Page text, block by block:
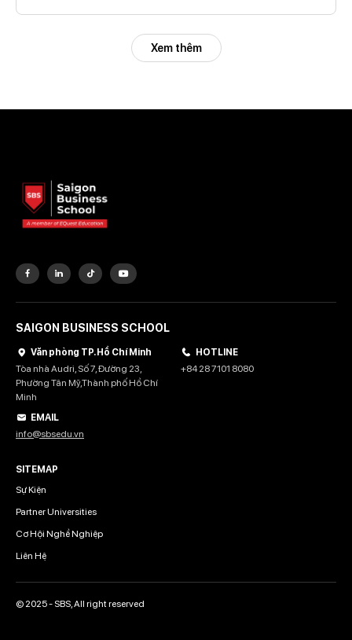
Xem thêm
SAIGON BUSINESS SCHOOL
Văn phòng TP. Hồ Chí Minh
Tòa nhà Audri, Số 7, Đường 23,
Phường Tân Mỹ,Thành phố Hồ Chí
Minh
HOTLINE
+84 28 7101 8080
EMAIL
info@sbsedu.vn
SITEMAP
Sự Kiện
Partner Universities
Cơ Hội Nghề Nghiệp
Liên Hệ
© 2025 - SBS, All right reserved